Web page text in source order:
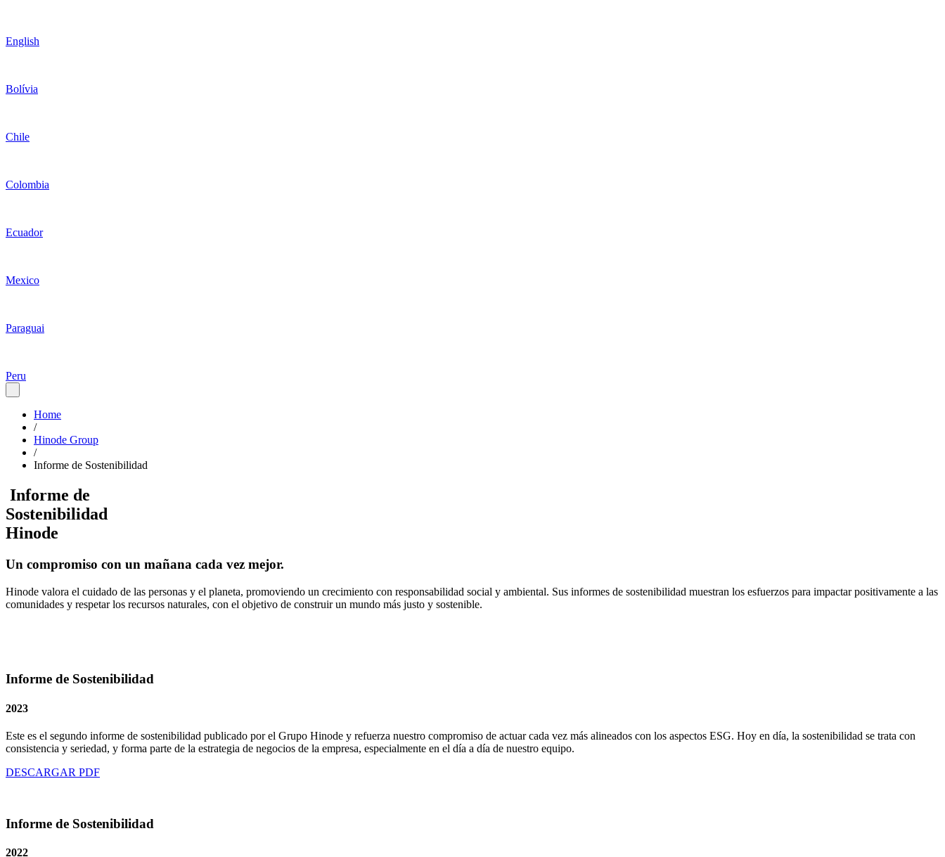
English
Bolívia
Chile
Colombia
Ecuador
Mexico
Paraguai
Peru
Home
/
Hinode Group
/
Informe de Sostenibilidad
Informe de
Sostenibilidad
Hinode
Un compromiso con un mañana cada vez mejor.
Hinode valora el cuidado de las personas y el planeta, promoviendo un crecimiento con responsabilidad social y ambiental. Sus informes de sostenibilidad muestran los esfuerzos para impactar positivamente a las
comunidades y respetar los recursos naturales, con el objetivo de construir un mundo más justo y sostenible.
Informe de Sostenibilidad
2023
Este es el segundo informe de sostenibilidad publicado por el Grupo Hinode y refuerza nuestro compromiso de actuar cada vez más alineados con los aspectos ESG. Hoy en día, la sostenibilidad se trata con
consistencia y seriedad, y forma parte de la estrategia de negocios de la empresa, especialmente en el día a día de nuestro equipo.
DESCARGAR PDF
Informe de Sostenibilidad
2022